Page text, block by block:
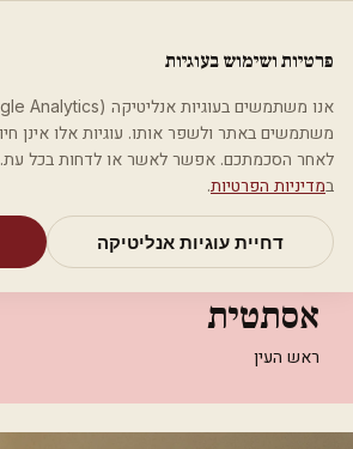
מאמריםקטגוריותחיפושאודות
בית קטגוריות
אסתטיקה רפואית
ד"ר ינוביץ גלינה, רפואה אסתטית
ד"ר ינוביץ גלינה,
אסתטית
ראש העין
פרטיות ושימוש בעוגיות
משתמשים באתר ולשפר אותו. עוגיות אלו אינן
לאחר הסכמתכם. אפשר לאשר או לדחות בכל עת.
במדיניות הפרטיות.
דחיית עוגיות אנליטיקה